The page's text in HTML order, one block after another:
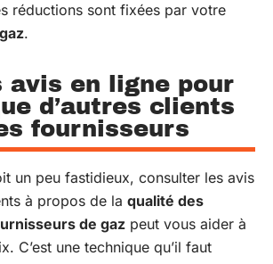
réductions sont fixées par votre
.
avis en ligne pour
d’autres clients
fournisseurs
un peu fastidieux, consulter les avis
à propos de la qualité des
de gaz peut vous aider à
C’est une technique qu’il faut